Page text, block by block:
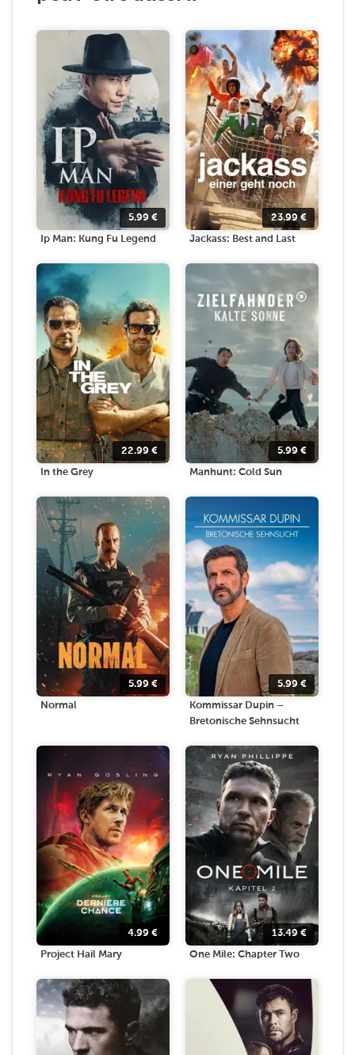
5.99 €
Ip Man: Kung Fu Legend
23.99€
Jackass: Best and Last
22.99 €
In the Grey
5.99 €
Manhunt: Cold Sun
5.99 €
Normal
5.99 €
Kommissar Dupin –
Bretonische Sehnsucht
4.99 €
Project Hail Mary
13.49 €
One Mile: Chapter Two